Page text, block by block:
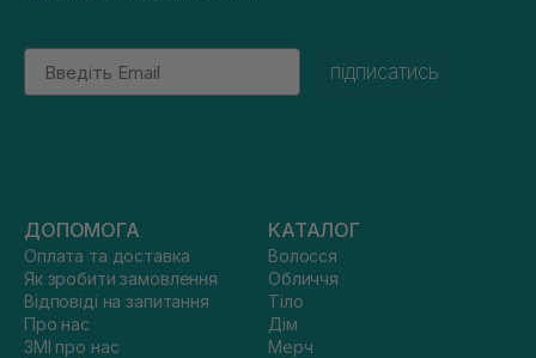
Email
підписатись
ДОПОМОГА
Оплата та доставка
Як зробити замовлення
Відповіді на запитання
Про нас
ЗМІ про нас
КАТАЛОГ
Волосся
Обличчя
Тіло
Дім
Мерч